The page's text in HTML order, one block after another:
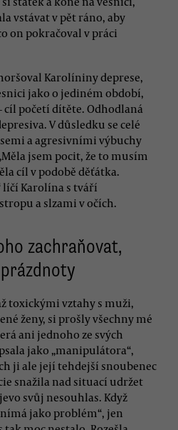
vstávat v pět ráno, aby
on pokračoval v práci
Karolíniny deprese,
jako o jediném období,
početí dítěte. Odhodlaná
V důsledku se celé
a agresivními výbuchy
jsem pocit, že to musím
cíl v podobě děťátka.
líčí Karolína s tváří
a slzami v očích.
zachraňovat,
toxickými vztahy s muži,
ženy, si prošly všechny mé
ani jednoho ze svých
jako „manipulátora“,
ji ale její tehdejší snoubenec
snažila nad situací udržet
svůj nesouhlas. Když
jako problém“, jen